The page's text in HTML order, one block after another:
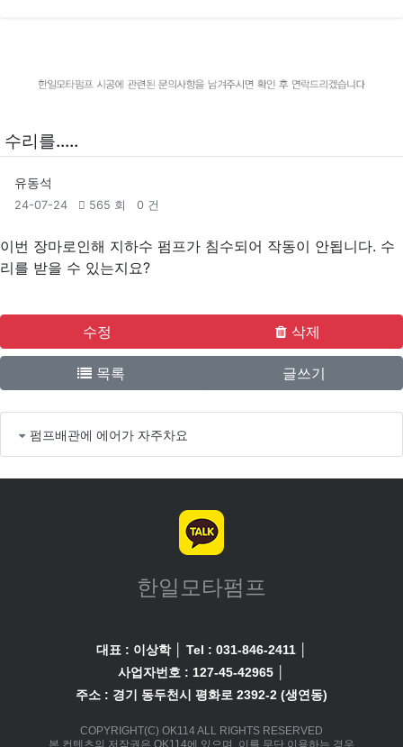
수리를.....
유동석
24-07-24 565 회 0 건
이번 장마로인해 지하수 펌프가 침수되어 작동이 안됩니다. 수
리를 받을 수 있는지요?
수정 삭제
목록 글쓰기
펌프배관에 에어가 자주차요
한일모타펌프
대표 : 이상학│ Tel : 031-846-2411│
사업자번호 : 127-45-42965
주소 : 경기 동두천시 평화로 2392-2 (생연동)
COPYRIGHT(C) OK114 ALL RIGHTS RESERVED
본 컨텐츠의 저작권은 OK114에 있으며, 이를 무단 이용하는 경우